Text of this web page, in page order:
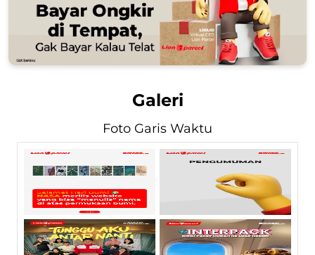
Galeri
Foto Garis Waktu